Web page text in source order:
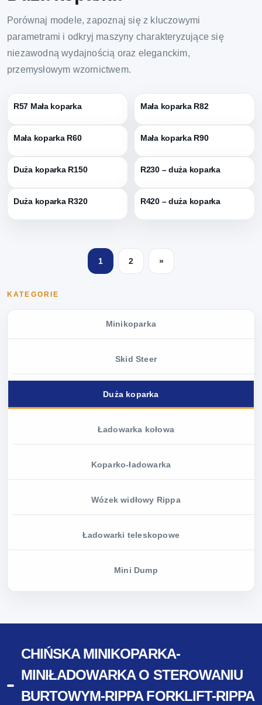
Porównaj modele, zapoznaj się z kluczowymi
parametrami i odkryj maszyny charakteryzujące się
niezawodną wydajnością oraz eleganckim,
przemysłowym wzornictwem.
KATEGORIE
Minikoparka
Skid Steer
Duża koparka
Ładowarka kołowa
Koparko-ładowarka
Wózek widłowy Rippa
Ładowarki teleskopowe
Mini Dump
R57 Mała koparka Mała koparka R82
Mała koparka R60 Mała koparka R90
Duża koparka R150 R230 – duża koparka
Duża koparka R320 R420 – duża koparka
1 2 »
CHIŃSKA MINIKOPARKA-
MINIŁADOWARKA O STEROWANIU
BURTOWYM-RIPPA FORKLIFT-RIPPA